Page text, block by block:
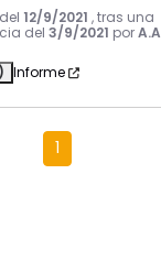
12/9/2021 , tras una
del 3/9/2021 por
Informe
1